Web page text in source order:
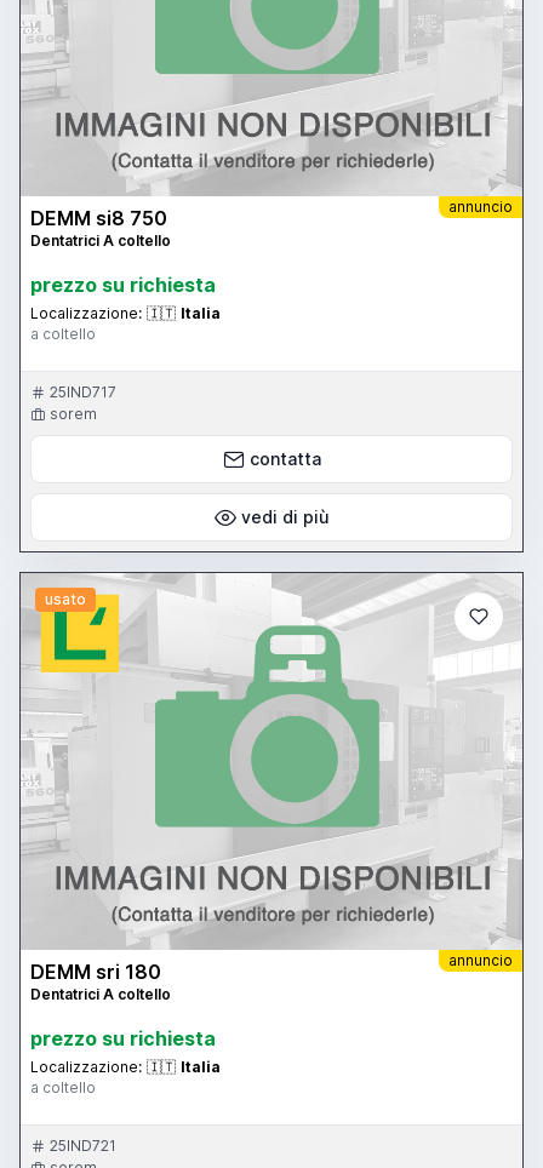
annuncio
DEMM si8 750
Dentatrici A coltello
prezzo su richiesta
Localizzazione: 🇮🇹 Italia
a coltello
25IND717
sorem
contatta
vedi di più
usato
annuncio
DEMM sri 180
Dentatrici A coltello
prezzo su richiesta
Localizzazione: 🇮🇹 Italia
a coltello
25IND721